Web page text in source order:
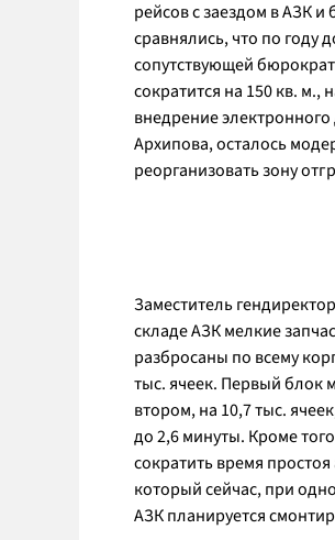
рейсов с заездом в АЗК
сравнялись, что по году
сопутствующей
сократится на 150 кв.
внедрение
Архипова, осталось
реорганизовать зону
Заместитель
складе АЗК мелкие
разбросаны по всему
тыс. ячеек. Первый блок
втором, на 10,7 тыс.
до 2,6 минуты. Кроме
сократить время
который сейчас, при
АЗК планируется